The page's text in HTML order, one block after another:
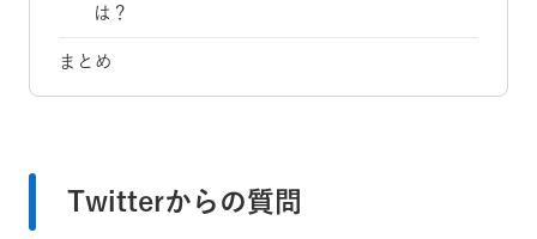
は？
まとめ
Twitterからの質問